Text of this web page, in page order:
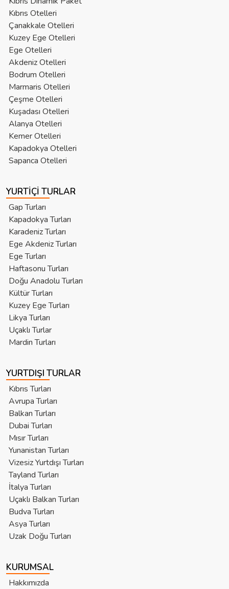
Kıbrıs Otelleri
Çanakkale Otelleri
Kuzey Ege Otelleri
Ege Otelleri
Akdeniz Otelleri
Bodrum Otelleri
Marmaris Otelleri
Çeşme Otelleri
Kuşadası Otelleri
Alanya Otelleri
Kemer Otelleri
Kapadokya Otelleri
Sapanca Otelleri
YURTIÇI TURLAR
Gap Turları
Kapadokya Turları
Karadeniz Turları
Ege Akdeniz Turları
Ege Turları
Haftasonu Turları
Doğu Anadolu Turları
Kültür Turları
Kuzey Ege Turları
Likya Turları
Uçaklı Turlar
Mardin Turları
YURTDIŞI TURLAR
Kıbrıs Turları
Avrupa Turları
Balkan Turları
Dubai Turları
Mısır Turları
Yunanistan Turları
Vizesiz Yurtdışı Turları
Tayland Turları
İtalya Turları
Uçaklı Balkan Turları
Budva Turları
Asya Turları
Uzak Doğu Turları
KURUMSAL
Hakkımızda